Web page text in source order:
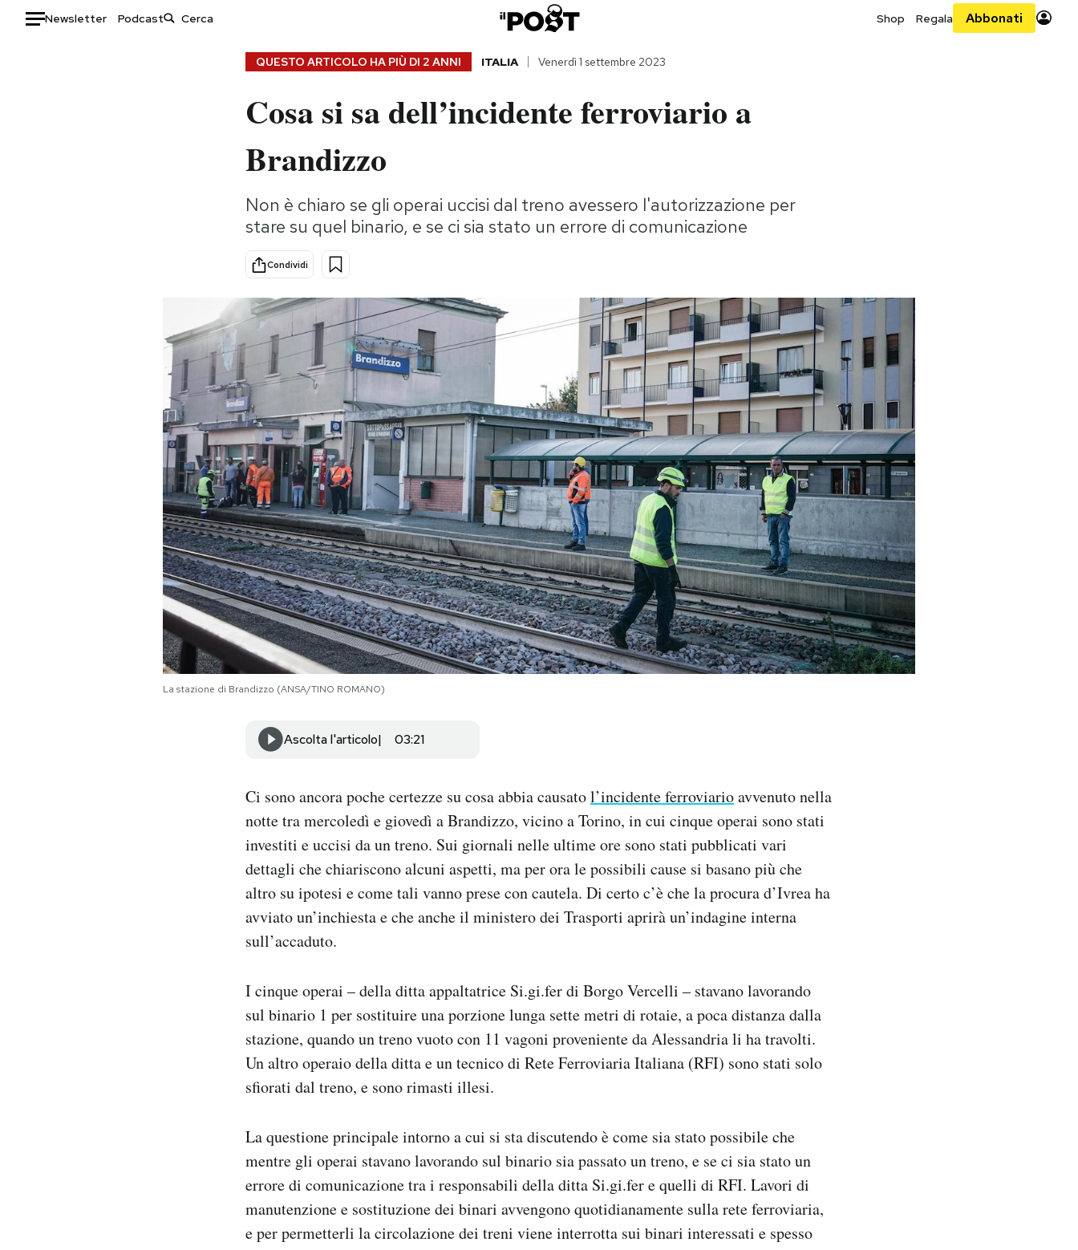
Newsletter Podcast Shop Regala Abbonati
Storie/Idee
Ok Boomer!
Altrecose
Mondiali calcio 2026
AREA PERSONALE
QUESTO ARTICOLO HA PIÙ DI 2 ANNI ITALIA Venerdì 1 settembre 2023
Cosa si sa dell’incidente ferroviario a
Brandizzo
Non è chiaro se gli operai uccisi dal treno avessero l'autorizzazione per
stare su quel binario, e se ci sia stato un errore di comunicazione
Condividi
La stazione di Brandizzo (ANSA/TINO ROMANO)
Ascolta l'articolo 03:21
Ci sono ancora poche certezze su cosa abbia causatol’incidente ferroviarioavvenuto nella
notte tra mercoledì e giovedì a Brandizzo, vicino a Torino, in cui cinque operai sono stati
investiti e uccisi da un treno. Sui giornali nelle ultime ore sono stati pubblicati vari
dettagli che chiariscono alcuni aspetti, ma per ora le possibili cause si basano più che
altro su ipotesi e come tali vanno prese con cautela. Di certo c’è che la procura d’Ivrea ha
avviato un’inchiesta e che anche il ministero dei Trasporti aprirà un’indagine interna
sull’accaduto.
I cinque operai – della ditta appaltatrice Si.gi.fer di Borgo Vercelli – stavano lavorando
sul binario 1 per sostituire una porzione lunga sette metri di rotaie, a poca distanza dalla
stazione, quando un treno vuoto con 11 vagoni proveniente da Alessandria li ha travolti.
Un altro operaio della ditta e un tecnico di Rete Ferroviaria Italiana (RFI) sono stati solo
sfiorati dal treno, e sono rimasti illesi.
La questione principale intorno a cui si sta discutendo è come sia stato possibile che
mentre gli operai stavano lavorando sul binario sia passato un treno, e se ci sia stato un
errore di comunicazione tra i responsabili della ditta Si.gi.fer e quelli di RFI. Lavori di
manutenzione e sostituzione dei binari avvengono quotidianamente sulla rete ferroviaria,
e per permetterli la circolazione dei treni viene interrotta sui binari interessati e spesso